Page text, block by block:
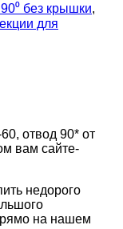
без крышки,
для
отвод 90* от
вам сайте-
недорого
на нашем